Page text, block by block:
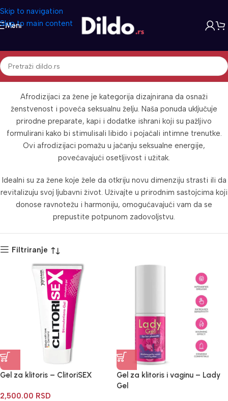
Skip to navigation
Skip to main content
Meni
Afrodizijaci za žene je kategorija dizajnirana da osnaži
ženstvenost i poveća seksualnu želju. Naša ponuda uključuje
prirodne preparate, kapi i dodatke ishrani koji su pažljivo
formulirani kako bi stimulisali libido i pojačali intimne trenutke.
Ovi afrodizijaci pomažu u jačanju seksualne energije,
povećavajući osetljivost i užitak.
Idealni su za žene koje žele da otkriju novu dimenziju strasti ili da
revitalizuju svoj ljubavni život. Uživajte u prirodnim sastojcima koji
donose ravnotežu i harmoniju, omogućavajući vam da se
prepustite potpunom zadovoljstvu.
Filtriranje
Gel za klitoris – ClitoriSEX
2,500.00 RSD
Gel za klitoris i vaginu – Lady
Gel